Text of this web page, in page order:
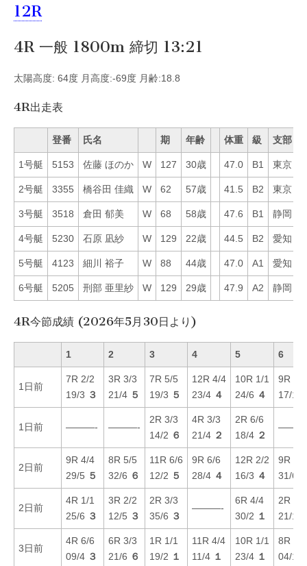
12R
4R 一般 1800m 締切 13:21
太陽高度: 64度 月高度:-69度 月齢:18.8
4R出走表
登番 氏名 期 年齢 体重 級 支部
1号艇 5153 佐藤 ほのか W 127 30歳 47.0 B1 東京
2号艇 3355 橋谷田 佳織 W 62 57歳 41.5 B2 東京
3号艇 3518 倉田 郁美 W 68 58歳 47.6 B1 静岡
4号艇 5230 石原 凪紗 W 129 22歳 44.5 B2 愛知
5号艇 4123 細川 裕子 W 88 44歳 47.0 A1 愛知
6号艇 5205 刑部 亜里紗 W 129 29歳 47.9 A2 静岡
4R今節成績 (2026年5月30日より)
1 2 3 4 5 6
1日前
7R 2/2
19/3 ３
3R 3/3
21/4 ５
7R 5/5
19/3 ５
12R 4/4
23/4 ４
10R 1/1
24/6 ４
9R 1/1
17/1
1日前 ———- ———-
2R 3/3
14/2 ６
4R 3/3
21/4 ２
2R 6/6
18/4 ２
2日前
9R 4/4
29/5 ５
8R 5/5
32/6 ６
11R 6/6
12/2 ５
9R 6/6
28/4 ４
12R 2/2
16/3 ４
9R 3/3
31/6
2日前
4R 1/1
25/6 ３
3R 2/2
12/5 ３
2R 3/3
35/6 ３
———-
6R 4/4
30/2 １
2R 2/2
21/1
3日前
4R 6/6
09/4 ３
6R 3/3
21/6 ６
1R 1/1
19/2 １
11R 4/4
11/4 １
10R 1/1
23/4 １
8R 1/1
04/1